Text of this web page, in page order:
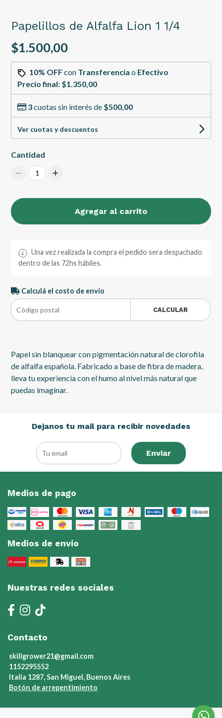
Papelillos de Alfalfa Lion 1 1/4
$1.500,00
10% OFFcon Transferencia o Efectivo
Precio final: $1.350,00
3cuotas sin interés de $500,00
Ver cuotas y descuentos
Cantidad
1
Agregar al carrito
Una vez realizada la compra el pedido sera despachado
dentro de las 72hs hábiles.
Calculá el costo de envío
CALCULAR
Papel sin blanquear con pigmentación natural de clorofila
de alfalfa española. Fabricado a base de fibra de madera,
lleva tu experiencia con el humo al nivel más natural que
puedas imaginar.
Dejanos tu mail para recibir novedades
Enviar
Medios de pago
Medios de envío
Nuestras redes sociales
Contacto
skillgrower21@gmail.com
1152295552
Italia 1287, San Miguel, Buenos Aires
Botón de arrepentimiento